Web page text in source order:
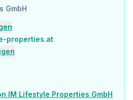
/ Quelle: OpenStreetMap
GmbH
properties.at
IM Lifestyle Properties GmbH